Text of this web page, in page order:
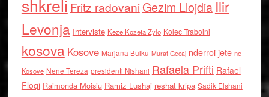
shkreli Fritz radovaniGezim Llojdia Ilir
Levonja Interviste Keze Kozeta Zylo Kolec Traboini
kosova Kosove Marjana Bulku Murat Gecaj nderroi jete ne
Kosove Nene Tereza presidenti Nishani Rafaela Prifti Rafael
Floqi Raimonda Moisiu Ramiz Lushaj reshat kripa Sadik Elshani